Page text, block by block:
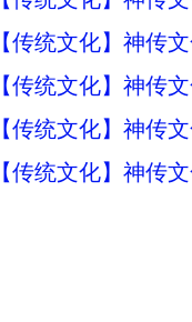
【传统文化】神传
【传统文化】神传
【传统文化】神传
【传统文化】神传